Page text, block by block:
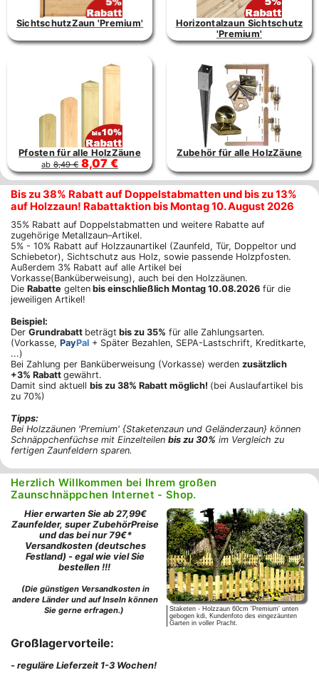
SichtschutzZaun 'Premium'
Horizontalzaun Sichtschutz
'Premium'
Pfosten für alle HolzZäune
ab8,49 € 8,07 €
Zubehör für alle HolzZäune
Bis zu 38% Rabatt auf Doppelstabmatten und bis zu 13%
auf Holzzaun! Rabattaktion bis Montag 10. August 2026
35% Rabatt auf Doppelstabmatten und weitere Rabatte auf
zugehörige Metallzaun–Artikel.
5% - 10% Rabatt auf Holzzaunartikel (Zaunfeld, Tür, Doppeltor und
Schiebetor), Sichtschutz aus Holz, sowie passende Holzpfosten.
Außerdem 3% Rabatt auf alle Artikel bei
Vorkasse(Banküberweisung), auch bei den Holzzäunen.
Die Rabatte gelten bis einschließlich Montag 10.08.2026 für die
jeweiligen Artikel!
Beispiel:
Der Grundrabatt beträgt bis zu 35% für alle Zahlungsarten.
(Vorkasse, PayPal + Später Bezahlen, SEPA-Lastschrift, Kreditkarte,
...)
Bei Zahlung per Banküberweisung (Vorkasse) werden zusätzlich
+3% Rabatt gewährt.
Damit sind aktuell bis zu 38% Rabatt möglich! (bei Auslaufartikel bis
zu 70%)
Tipps:
Bei Holzzäunen 'Premium' {Staketenzaun und Geländerzaun} können
Schnäppchenfüchse mit Einzelteilen bis zu 30% im Vergleich zu
fertigen Zaunfeldern sparen.
Herzlich Willkommen bei Ihrem großen
Zaunschnäppchen Internet - Shop.
Staketen - Holzzaun 60cm 'Premium' unten
gebogen kdi, Kundenfoto des eingezäunten
Garten in voller Pracht.
Hier erwarten Sie ab 27,99€
Zaunfelder, super ZubehörPreise
und das bei nur 79€*
Versandkosten (deutsches
Festland) - egal wie viel Sie
bestellen !!!
(Die günstigen Versandkosten in
andere Länder und auf Inseln können
Sie gerne erfragen.)
Großlagervorteile:
- reguläre Lieferzeit 1-3 Wochen!